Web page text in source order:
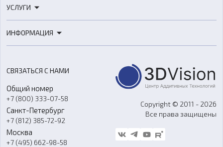
3D-сканеры
Расходные материалы
Оборудование и материалы для вакуумного литья
Аксессуары и прочее оборудование
Программное обеспечение
УСЛУГИ
3D-моделирование
Ремонт и услуги
ИНФОРМАЦИЯ
О компании
Контакты
Гос. закупки
Стать дилером
Блог
СВЯЗАТЬСЯ С НАМИ
Общий номер
+7 (800) 333-07-58
Санкт-Петербург
+7 (812) 385-72-92
Москва
+7 (495) 662-98-58
Copyright © 2011 - 2026
Все права защищены